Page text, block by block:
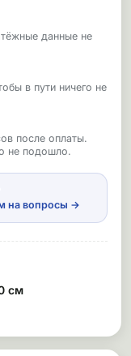
данные не
в пути ничего не
после оплаты.
не подошло.
на вопросы →
см